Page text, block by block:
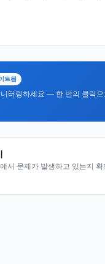
트됨
터링하세요 — 한 번의 클릭
서 문제가 발생하고 있는지